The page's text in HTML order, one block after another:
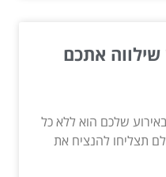
שילווה אתכם
שלכם הוא ללא כל
תצליחו להנציח את